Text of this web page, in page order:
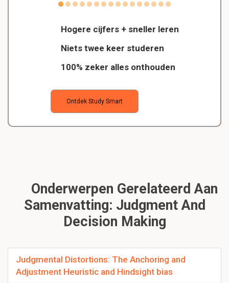
Hogere cijfers + sneller leren
Niets twee keer studeren
100% zeker alles onthouden
Ontdek Study Smart
Onderwerpen Gerelateerd Aan
Samenvatting: Judgment And
Decision Making
Judgmental Distortions: The Anchoring and
Adjustment Heuristic and Hindsight bias